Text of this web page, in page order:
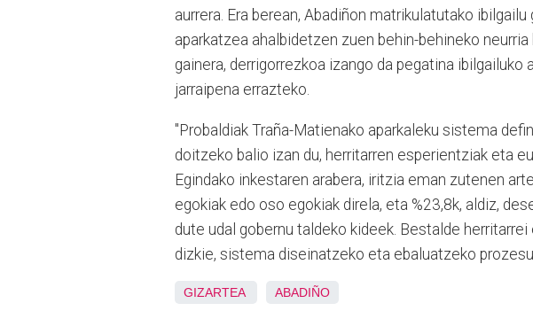
aurrera. Era berean, Abadiñon matrikulatutako
aparkatzea ahalbidetzen zuen behin-behineko
gainera, derrigorrezkoa izango da pegatina
jarraipena errazteko.
"Probaldiak Traña-Matienako aparkaleku sistema
doitzeko balio izan du, herritarren esperientziak eta
Egindako inkestaren arabera, iritzia eman zutenen
egokiak edo oso egokiak direla, eta %23,8k, aldiz,
dute udal gobernu taldeko kideek. Bestalde
dizkie, sistema diseinatzeko eta ebaluatzeko
GIZARTEA ABADIÑO